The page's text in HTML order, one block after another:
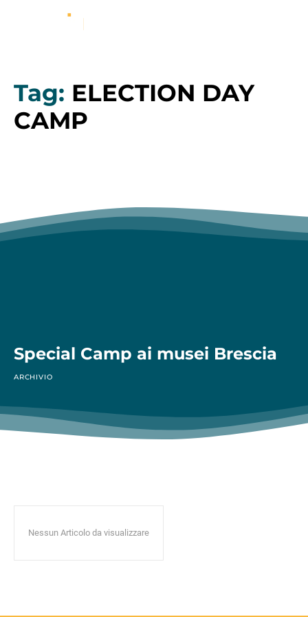
Tag: ELECTION DAY
CAMP
Special Camp ai musei Brescia
ARCHIVIO
Nessun Articolo da visualizzare